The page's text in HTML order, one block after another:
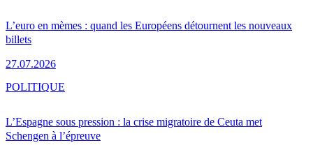
L’euro en mèmes : quand les Européens détournent les nouveaux
billets
27.07.2026
L’Espagne sous pression : la crise migratoire de Ceuta met
Schengen à l’épreuve
POLITIQUE